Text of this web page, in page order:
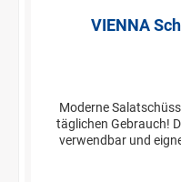
VIENNA
Moderne
täglichen Gebrauch!
verwendbar und